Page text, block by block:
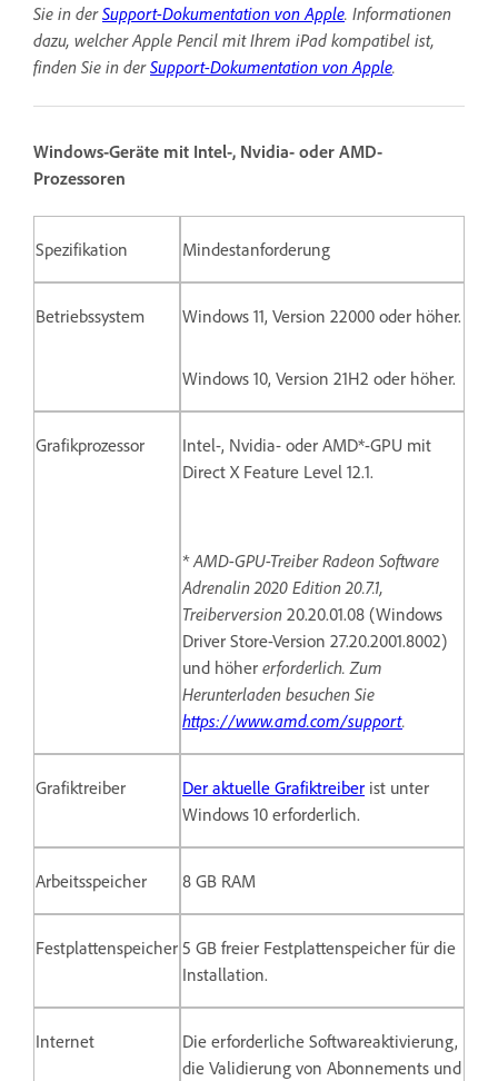
Sie in derSupport-Dokumentation von Apple. Informationen
dazu, welcher Apple Pencil mit Ihrem iPad kompatibel ist,
finden Sie in derSupport-Dokumentation von Apple.
Windows-Geräte mit Intel-, Nvidia- oder AMD-
Prozessoren
Spezifikation Mindestanforderung
Betriebssystem Windows 11, Version 22000 oder höher.
Windows 10, Version 21H2 oder höher.
Grafikprozessor
Intel-, Nvidia- oder AMD*-GPU mit
Direct X Feature Level 12.1.
* AMD-GPU-Treiber Radeon Software
Adrenalin 2020 Edition 20.7.1,
Treiberversion 20.20.01.08 (Windows
Driver Store-Version 27.20.2001.8002)
und höher erforderlich. Zum
Herunterladen besuchen Sie
https://www.amd.com/support.
Grafiktreiber Der aktuelle Grafiktreiber ist unter
Windows 10 erforderlich.
Arbeitsspeicher 8 GB RAM
Festplattenspeicher 5 GB freier Festplattenspeicher für die
Installation.
Internet
Die erforderliche Softwareaktivierung,
die Validierung von Abonnements und